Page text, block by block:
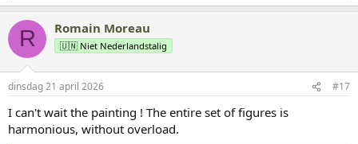
a
r
r
i
n
g
e
:
R Romain Moreau
🇺🇳 Niet Nederlandstalig
dinsdag 21 april 2026 #17
I can't wait the painting ! The entire set of figures is
harmonious, without overload.